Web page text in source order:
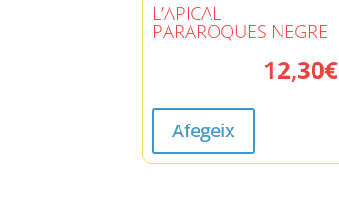
L’APICAL
PARAROQUES NEGRE
12,30€
Afegeix